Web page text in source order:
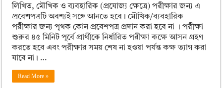
লিখিত, মৌখিক ও ব্যবহারিক (প্রযোজ্য ক্ষেত্রে) পরীক্ষার জন্য এ
প্রবেশপত্রটি অবশ্যই সঙ্গে আনতে হবে। মৌখিক/ব্যবহারিক
পরীক্ষার জন্য পৃথক কোন প্রবেশপত্র প্রদান করা হবে না । পরীক্ষা
শুরুর ৪৫ মিনিট পূর্বে প্রার্থীকে নির্ধারিত পরীক্ষা কক্ষে আসন গ্রহণ
করতে হবে এবং পরীক্ষার সময় শেষ না হওয়া পর্যন্ত কক্ষ ত্যাগ করা
যাবে না। …
Read More »